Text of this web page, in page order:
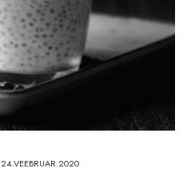
24.VEEBRUAR 2020